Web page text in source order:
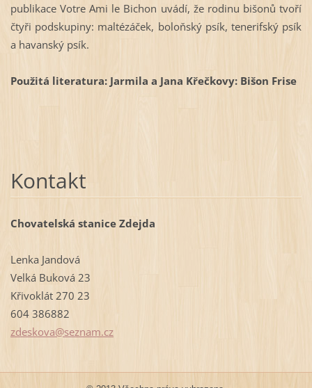
publikace Votre Ami le Bichon uvádí, že rodinu bišonů tvoří
čtyři podskupiny: maltézáček, boloňský psík, tenerifský psík
a havanský psík.
Použitá literatura: Jarmila a Jana Křečkovy: Bišon Frise
Kontakt
Chovatelská stanice Zdejda
Lenka Jandová
Velká Buková 23
Křivoklát 270 23
604 386882
zdeskova@seznam.cz